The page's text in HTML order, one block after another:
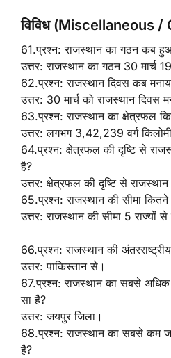
विविध (Miscellaneous /
61.प्रश्न: राजस्थान का गठन कब
उत्तर: राजस्थान का गठन 30 मार्च
62.प्रश्न: राजस्थान दिवस कब
उत्तर: 30 मार्च को राजस्थान दिवस
63.प्रश्न: राजस्थान का क्षेत्रफल
उत्तर: लगभग 3,42,239 वर्ग
64.प्रश्न: क्षेत्रफल की दृष्टि से
है?
उत्तर: क्षेत्रफल की दृष्टि से
65.प्रश्न: राजस्थान की सीमा कितने
उत्तर: राजस्थान की सीमा 5 राज्यों
66.प्रश्न: राजस्थान की
उत्तर: पाकिस्तान से।
67.प्रश्न: राजस्थान का सबसे
सा है?
उत्तर: जयपुर जिला।
68.प्रश्न: राजस्थान का सबसे कम
है?